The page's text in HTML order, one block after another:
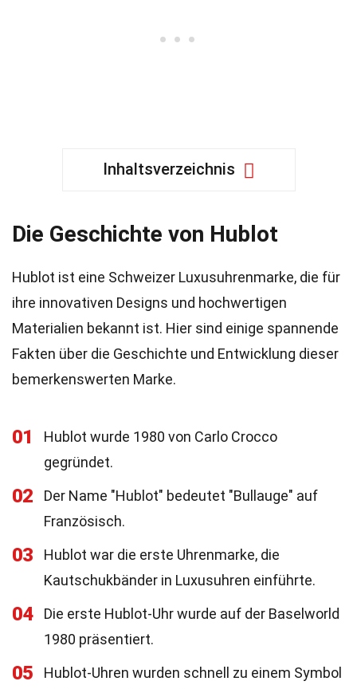
Inhaltsverzeichnis
Die Geschichte von Hublot
Hublot ist eine Schweizer Luxusuhrenmarke, die für
ihre innovativen Designs und hochwertigen
Materialien bekannt ist. Hier sind einige spannende
Fakten über die Geschichte und Entwicklung dieser
bemerkenswerten Marke.
01
Hublot wurde 1980 von Carlo Crocco
gegründet.
02
Der Name "Hublot" bedeutet "Bullauge" auf
Französisch.
03
Hublot war die erste Uhrenmarke, die
Kautschukbänder in Luxusuhren einführte.
04
Die erste Hublot-Uhr wurde auf der Baselworld
1980 präsentiert.
05
Hublot-Uhren wurden schnell zu einem Symbol